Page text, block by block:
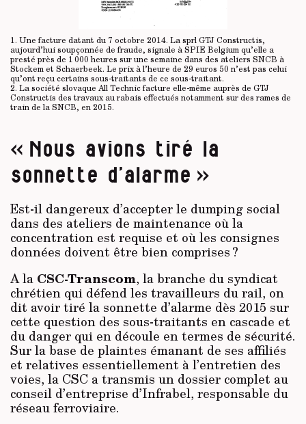
1. Une facture datant du 7 octobre 2014. La sprl GTJ Constructis,
aujourd’hui soupçonnée de fraude, signale à SPIE Belgium qu’elle a
presté près de 1 000 heures sur une semaine dans des ateliers SNCB à
Stockem et Schaerbeek. Le prix à l’heure de 29 euros 50 n’est pas celui
qu’ont reçu certains sous-traitants de ce sous-traitant.
2. La société slovaque All Technic facture elle-même auprès de GTJ
Constructis des travaux au rabais effectués notamment sur des rames de
train de la SNCB, en 2015.
« Nous avions tiré la
sonnette d’alarme »
Est-il dangereux d’accepter le dumping social
dans des ateliers de maintenance où la
concentration est requise et où les consignes
données doivent être bien comprises ?
A la CSC-Transcom, la branche du syndicat
chrétien qui défend les travailleurs du rail, on
dit avoir tiré la sonnette d’alarme dès 2015 sur
cette question des sous-traitants en cascade et
du danger qui en découle en termes de sécurité.
Sur la base de plaintes émanant de ses affiliés
et relatives essentiellement à l’entretien des
voies, la CSC a transmis un dossier complet au
conseil d’entreprise d’Infrabel, responsable du
réseau ferroviaire.